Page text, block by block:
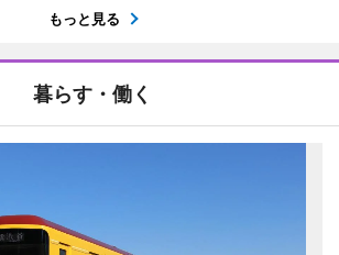
もっと見る
暮らす・働く